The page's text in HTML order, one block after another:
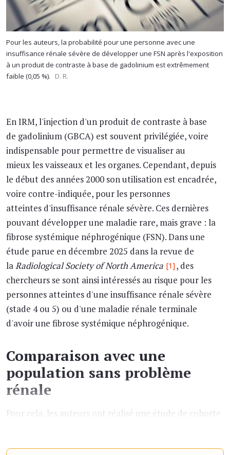
Pour les auteurs, la probabilité pour une personne avec une
insuffisance rénale sévère de développer une FSN après l'exposition
à un produit de contraste à base de gadolinium est extrêmement
faible (0,05 %).
D. R.
En IRM, l'injection d'un produit de contraste à base
de gadolinium (GBCA) est souvent privilégiée, voire
indispensable pour permettre de visualiser au
mieux les vaisseaux et les organes. Cependant, depuis
le début des années 2000 son utilisation est encadrée,
voire contre-indiquée, pour les personnes
atteintes d'insuffisance rénale sévère. Ces dernières
pouvant développer une maladie rare, mais grave : la
fibrose systémique néphrogénique (FSN). Dans une
étude parue en décembre 2025 dans la revue de
laRadiological Society of North America [1], des
chercheurs se sont ainsi intéressés au risque pour les
personnes atteintes d'une insuffisance rénale sévère
(stade 4 ou 5) ou d'une maladie rénale terminale
d'avoir une fibrose systémique néphrogénique.
Comparaison avec une
population sans problème
rénale
Pour cela, les auteurs ont réalisé une étude de cohorte